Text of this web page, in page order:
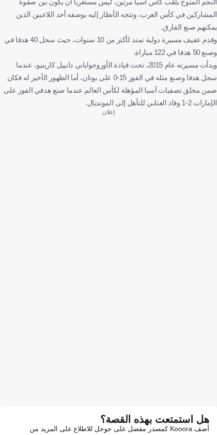
المشاركين في كأس العرب، وتتجه الأنظار إليه بوصفه أحد اللاعبين الذين
يمكنهم صنع الفارق.
وقدم عفيف مسيرة دولية تمتد لأكثر من 10 سنوات، حيث سجل 40 هدفا في
وصنع 50 هدفا في 122 مباراة.
وبدأت مسيرته عام 2015، تحت قيادة الأوروجواياني دانييل كارينيو، عندما
سجل هدفا وصنع مثله في الفوز 15-0 على بوتان، أما الظهور الأخير له فكان
ضمن محلق تصفيات آسيا المؤهلة لكأس العالم عندما صنع هدفي الفوز على
الإمارات 2-1 وقاد العنابي للتأهل إلى المونديال.
إعلان
هل استمتعت بهذه القصة؟
أضف Kooora كمصدر مفضل على جوجل للاطلاع على المزيد من